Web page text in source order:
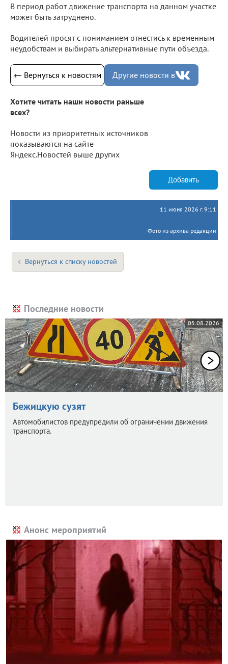
В период работ движение транспорта на данном участке
может быть затруднено.
Водителей просят с пониманием отнестись к временным
неудобствам и выбирать альтернативные пути объезда.
← Вернуться к новостям Другие новости в
Хотите читать наши новости раньше
всех?
Новости из приоритетных источников
показываются на сайте
Яндекс.Новостей выше других
Добавить
11 июня 2026 г. 9:11
Фото из архива редакции
Вернуться к списку новостей
Последние новости
05.08.2026
Бежицкую сузят
Автомобилистов предупредили об ограничении движения
транспорта.
Анонс мероприятий